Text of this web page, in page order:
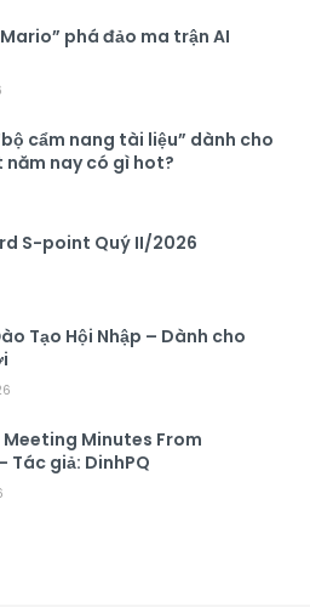
phá đảo ma trận AI
cẩm nang tài liệu” dành cho
năm nay có gì hot?
S-point Quý II/2026
Tạo Hội Nhập – Dành cho
Meeting Minutes From
Tác giả: DinhPQ